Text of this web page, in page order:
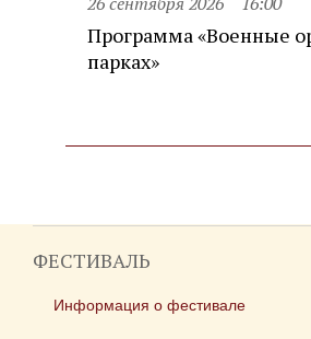
Программа «Военные
парках»
ФЕСТИВАЛЬ
Информация о фестивале